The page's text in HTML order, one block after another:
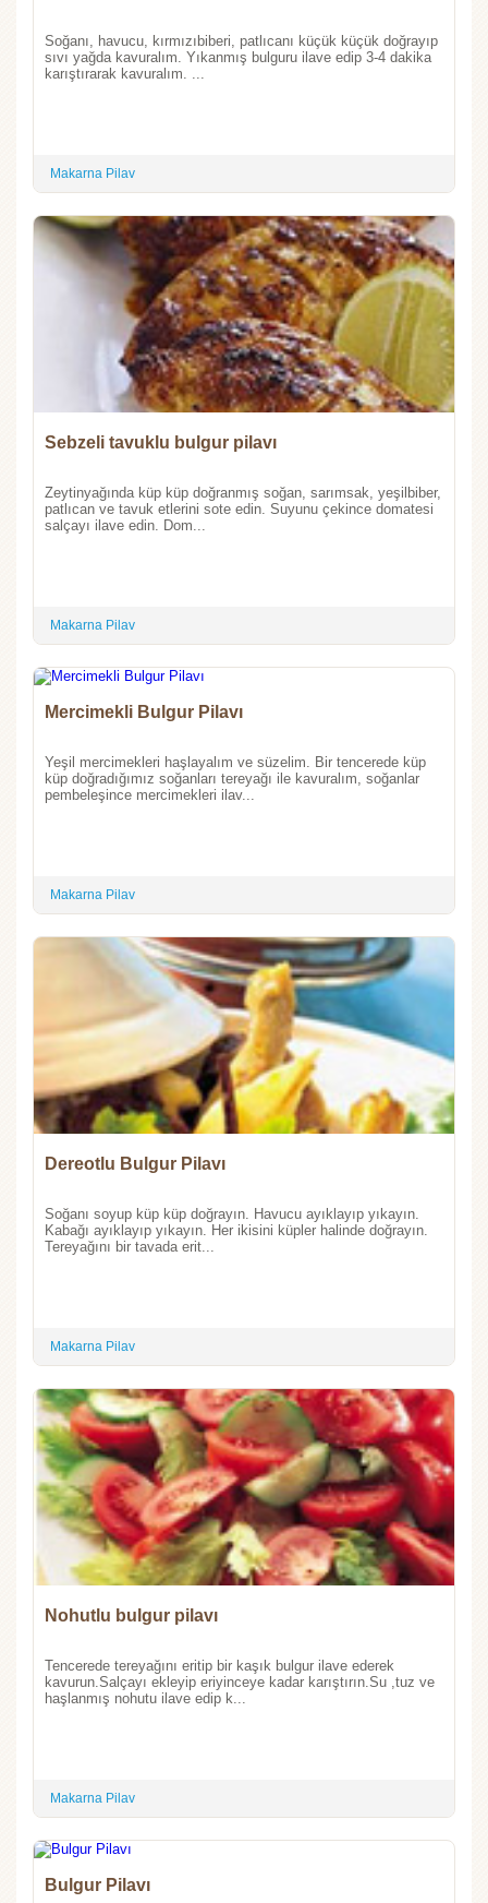
Soğanı, havucu, kırmızıbiberi, patlıcanı küçük küçük doğrayıp
sıvı yağda kavuralım. Yıkanmış bulguru ilave edip 3-4 dakika
karıştırarak kavuralım. ...
Makarna Pilav
Sebzeli tavuklu bulgur pilavı
Zeytinyağında küp küp doğranmış soğan, sarımsak, yeşilbiber,
patlıcan ve tavuk etlerini sote edin. Suyunu çekince domatesi
salçayı ilave edin. Dom...
Makarna Pilav
Mercimekli Bulgur Pilavı
Yeşil mercimekleri haşlayalım ve süzelim. Bir tencerede küp
küp doğradığımız soğanları tereyağı ile kavuralım, soğanlar
pembeleşince mercimekleri ilav...
Makarna Pilav
Dereotlu Bulgur Pilavı
Soğanı soyup küp küp doğrayın. Havucu ayıklayıp yıkayın.
Kabağı ayıklayıp yıkayın. Her ikisini küpler halinde doğrayın.
Tereyağını bir tavada erit...
Makarna Pilav
Nohutlu bulgur pilavı
Tencerede tereyağını eritip bir kaşık bulgur ilave ederek
kavurun.Salçayı ekleyip eriyinceye kadar karıştırın.Su ,tuz ve
haşlanmış nohutu ilave edip k...
Makarna Pilav
Bulgur Pilavı